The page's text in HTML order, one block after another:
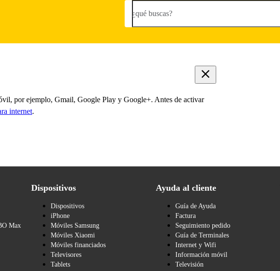
¿qué buscas?
por ejemplo, Gmail, Google Play y Google+. Antes de activar
internet.
Max
Dispositivos
Dispositivos
iPhone
Móviles Samsung
Móviles Xiaomi
Móviles financiados
Televisores
Tablets
Ayuda al cliente
Guía de Ayuda
Factura
Seguimiento pedido
Guía de Terminales
Internet y Wifi
Información móvil
Televisión